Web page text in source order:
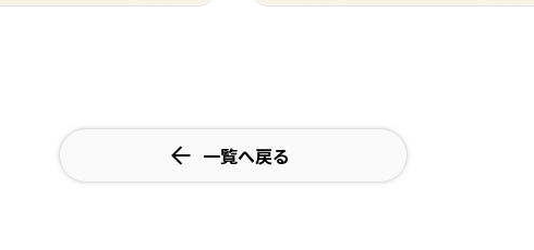
一覧へ戻る